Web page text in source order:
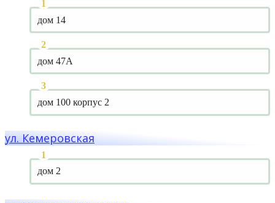
дом 14
дом 47А
дом 100 корпус 2
ул. Кемеровская
дом 2